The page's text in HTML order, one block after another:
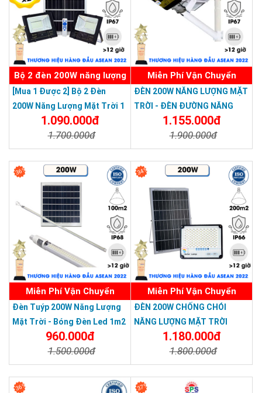
Bộ 2 đèn 200W năng lượng
mặt trời 1 tấm pin dây nối
10 mét
[Mua 1 Được 2] Bộ 2 Đèn
200W Năng Lượng Mặt Trời 1
Tấm Pin Dây Nối 10 Mét
1.090.000đ
1.700.000đ
Miễn Phí Vận Chuyển
ĐÈN 200W NĂNG LƯỢNG MẶT
TRỜI - ĐÈN ĐƯỜNG NĂNG
LƯỢNG MẶT TRỜI 200W -
Solar Light 200W
1.155.000đ
1.900.000đ
36%
Miễn Phí Vận Chuyển
Đèn Tuýp 200W Năng Lượng
Mặt Trời - Bóng Đèn Led 1m2
Năng Lượng Mặt Trời
KUNGFU SOLAR
960.000đ
1.500.000đ
34%
Miễn Phí Vận Chuyển
ĐÈN 200W CHỐNG CHÓI
NĂNG LƯỢNG MẶT TRỜI
KUNGFU SOLAR- Solar Light
1.180.000đ
1.800.000đ
36% 37%